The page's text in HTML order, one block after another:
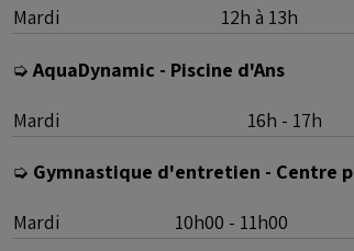
Mardi 12h à 13h
➭ AquaDynamic - Piscine d'Ans
Mardi 16h - 17h
➭ Gymnastique d'entretien - Centre
Mardi 10h00 - 11h00